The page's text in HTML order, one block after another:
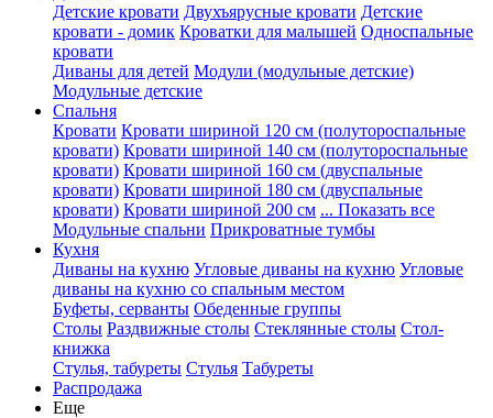
Детские кровати Двухъярусные кровати Детские
кровати - домик Кроватки для малышей Односпальные
кровати
Диваны для детей Модули (модульные детские)
Модульные детские
Спальня
Кровати Кровати шириной 120 см (полутороспальные
кровати) Кровати шириной 140 см (полутороспальные
кровати) Кровати шириной 160 см (двуспальные
кровати) Кровати шириной 180 см (двуспальные
кровати) Кровати шириной 200 см ... Показать все
Модульные спальни Прикроватные тумбы
Кухня
Диваны на кухню Угловые диваны на кухню Угловые
диваны на кухню со спальным местом
Буфеты, серванты Обеденные группы
Столы Раздвижные столы Стеклянные столы Стол-
книжка
Стулья, табуреты Стулья Табуреты
Распродажа
Еще